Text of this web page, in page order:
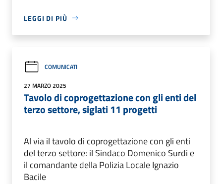
LEGGI DI PIÙ
COMUNICATI
27 MARZO 2025
Tavolo di coprogettazione con gli enti del
terzo settore, siglati 11 progetti
Al via il tavolo di coprogettazione con gli enti
del terzo settore: il Sindaco Domenico Surdi e
il comandante della Polizia Locale Ignazio
Bacile